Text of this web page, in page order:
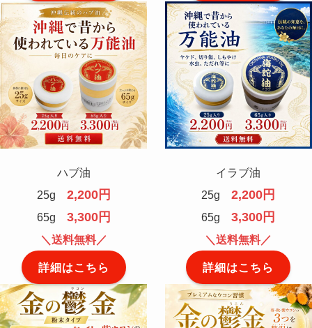
ハブ油
25g 2,200円
65g 3,300円
＼送料無料／
詳細はこちら
イラブ油
25g2,200円
65g3,300円
＼送料無料／
詳細はこちら